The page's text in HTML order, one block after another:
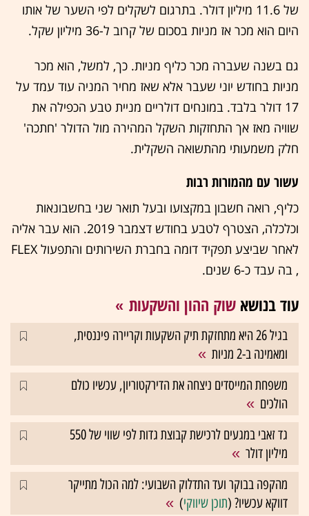
של 11.6 מיליון דולר. בתרגום לשקלים לפי השער של אותו
היום הוא מכר אז מניות בסכום של קרוב ל-36 מיליון שקל.
גם בשנה שעברה מכר כליף מניות. כך, למשל, הוא מכר
מניות בחודש יוני שעבר אלא שאז מחיר המניה עוד עמד על
17 דולר בלבד. במונחים דולריים מניית טבע הכפילה את
שוויה מאז אך התחזקות השקל המהירה מול הדולר 'חתכה'
חלק משמעותי מהתשואה השקלית.
עשור עם מהמורות רבות
כליף, רואה חשבון במקצועו ובעל תואר שני בחשבונאות
וכלכלה, הצטרף לטבע בחודש דצמבר 2019. הוא עבר אליה
לאחר שביצע תפקיד דומה בחברת השירותים והתפעול FLEX
, בה עבד כ-6 שנים.
עוד בנושא שוק ההון והשקעות
בגיל 26 היא מתחזקת תיק השקעות וקריירה פיננסית,
ומאמינה ב-2 מניות
משפחת המייסדים ניצחה את הדירקטוריון, עכשיו כולם
הולכים
גד זאבי במגעים לרכישת קבוצת גדות לפי שווי של 550
מיליון דולר
מהקפה בבוקר ועד התדלוק השבועי: למה הכול מתייקר
דווקא עכשיו? (תוכן שיווקי)